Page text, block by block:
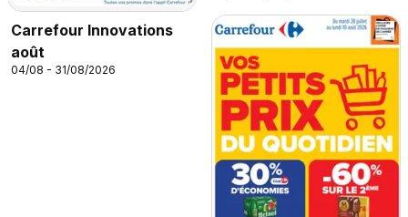
Carrefour Innovations
août
04/08 - 31/08/2026